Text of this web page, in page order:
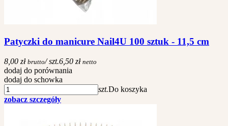
Patyczki do manicure Nail4U 100 sztuk - 11,5 cm
8,00 zł brutto/ szt.6,50 zł netto
dodaj do porównania
dodaj do schowka
szt.Do koszyka
zobacz szczegóły